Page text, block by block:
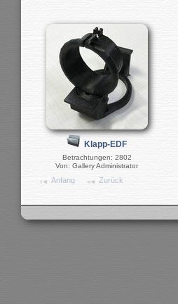
Klapp-EDF
Betrachtungen: 2802
Von: Gallery Administrator
Anfang Zurück